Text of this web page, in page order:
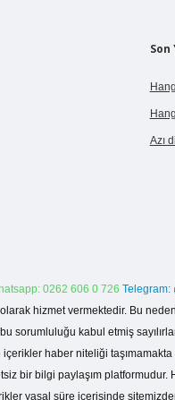
Azı
0262 606 0 726 Telegram:
hizmet vermektedir. Bu
sorumluluğu kabul etmiş
içerikler haber niteliği
bir bilgi paylaşım
yasal süre içerisinde sitemizden